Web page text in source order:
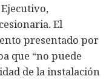
El
presentado por
que “no puede
de la instalación